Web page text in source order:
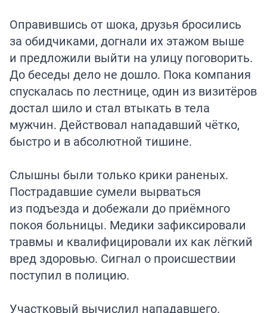
Оправившись от шока, друзья бросились
за обидчиками, догнали их этажом выше
и предложили выйти на улицу поговорить.
До беседы дело не дошло. Пока компания
спускалась по лестнице, один из визитёров
достал шило и стал втыкать в тела
мужчин. Действовал нападавший чётко,
быстро и в абсолютной тишине.
Слышны были только крики раненых.
Пострадавшие сумели вырваться
из подъезда и добежали до приёмного
покоя больницы. Медики зафиксировали
травмы и квалифицировали их как лёгкий
вред здоровью. Сигнал о происшествии
поступил в полицию.
Участковый вычислил нападавшего.